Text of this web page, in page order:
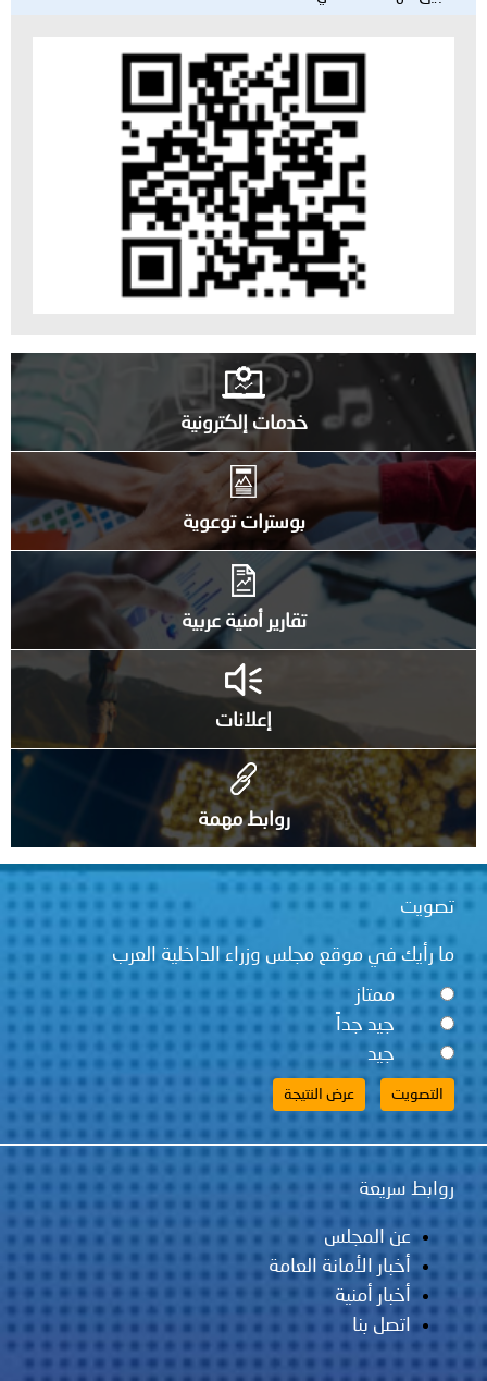
خدمات إلكترونية
بوسترات توعوية
تقارير أمنية عربية
إعلانات
روابط مهمة
تصويت
ما رأيك في موقع مجلس وزراء الداخلية العرب
ممتاز
جيد جداً
جيد
روابط سريعة
عن المجلس
أخبار الأمانة العامة
أخبار أمنية
اتصل بنا